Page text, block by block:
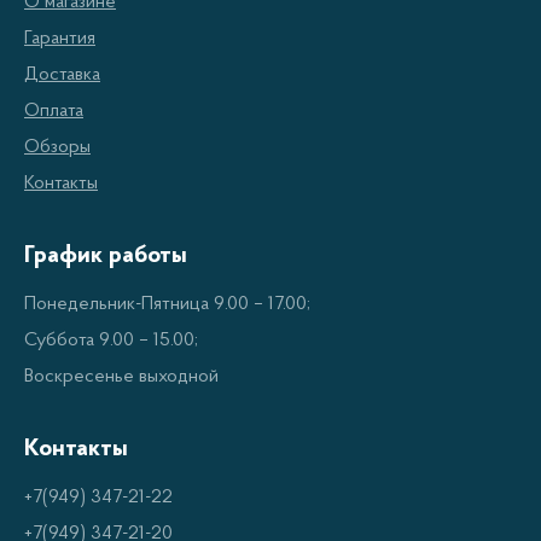
двигателя;
Обладает низкими характеристиками потерь
трения, что способствует экономии топлива;
Предотвращает засорение двигателя;
и длительным сроком годности;
концентрациях.
Виды моторных масел Energy
Моторные масла Energy предоставляются в
различных видах и концентрациях, подходящих для
различных видов двигателей. В ассортименте
Гарантия
Доставка
Оплата
Обзоры
Контакты
График работы
Понедельник-Пятница 9.00 – 17.00;
Суббота 9.00 – 15.00;
Воскресенье выходной
Контакты
+7(949) 347-21-22
+7(949) 347-21-20